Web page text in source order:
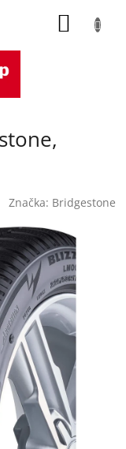
Značka: Bridgestone